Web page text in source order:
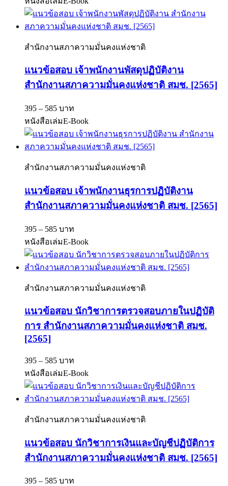
สำนักงานสภาความมั่นคงแห่งชาติ
แนวข้อสอบ เจ้าพนักงานพัสดุปฏิบัติงาน
สำนักงานสภาความมั่นคงแห่งชาติ สมช. [2565]
395 – 585 บาท
หนังสือเล่มE-Book
สำนักงานสภาความมั่นคงแห่งชาติ
แนวข้อสอบ เจ้าพนักงานธุรการปฏิบัติงาน
สำนักงานสภาความมั่นคงแห่งชาติ สมช. [2565]
395 – 585 บาท
หนังสือเล่มE-Book
สำนักงานสภาความมั่นคงแห่งชาติ
แนวข้อสอบ นักวิชาการตรวจสอบภายในปฏิบัติ
การ สำนักงานสภาความมั่นคงแห่งชาติ สมช.
[2565]
395 – 585 บาท
หนังสือเล่มE-Book
สำนักงานสภาความมั่นคงแห่งชาติ
แนวข้อสอบ นักวิชาการเงินและบัญชีปฏิบัติการ
สำนักงานสภาความมั่นคงแห่งชาติ สมช. [2565]
395 – 585 บาท